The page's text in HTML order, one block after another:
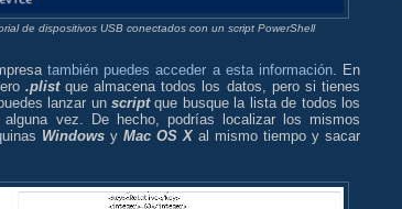
de dispositivos USB conectados con un script PowerShell
también puedes acceder a esta información. En
.plistque almacena todos los datos, pero si tienes
lanzar un scriptque busque la lista de todos los
vez. De hecho, podrías localizar los mismos
Windows y Mac OS X al mismo tiempo y sacar